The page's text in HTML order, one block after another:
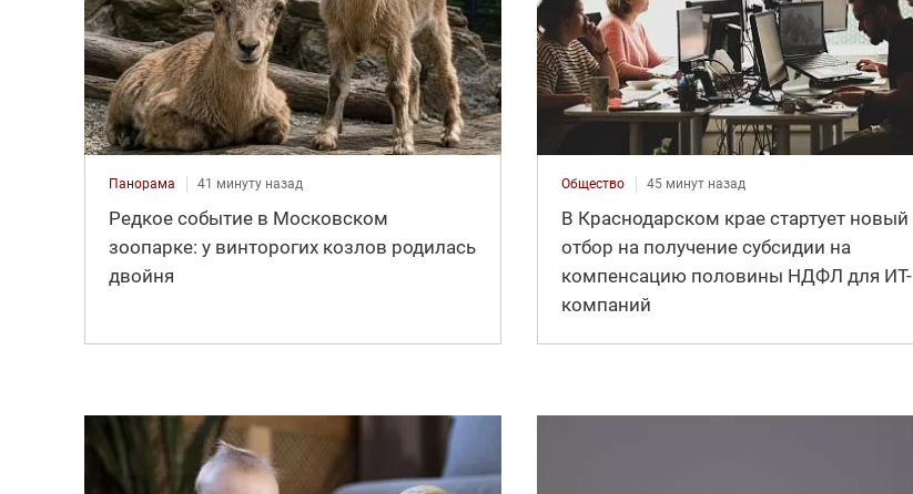
Панорама 41 минуту назад
Редкое событие в Московском
зоопарке: у винторогих козлов родилась
двойня
Общество 45 минут назад
В Краснодарском крае стартует новый
отбор на получение субсидии на
компенсацию половины НДФЛ для ИT-
компаний